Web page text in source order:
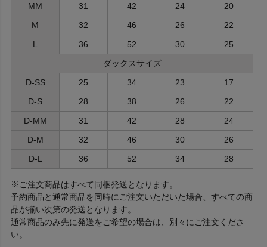
MM
31 42 24
20
M
32 46 26
22
L
36 52 30
25
ダックスサイズ
D-SS
25 34 23
17
D-S
28 38 26
22
D-MM
31 42 28
24
D-M
32 46 30
26
D-L
36 52 34 28
※ご注文商品はすべて同梱発送となります。
予約商品と通常商品を同時にご注文いただいた場合、すべての商
品が揃い次第の発送となります。
通常商品のみ先に発送をご希望の場合は、別々にご注文くださ
い。